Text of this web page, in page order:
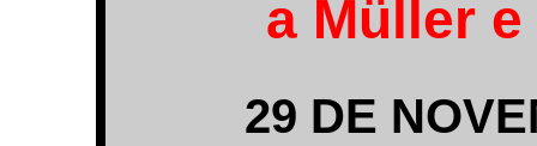
a Müller
29 DE